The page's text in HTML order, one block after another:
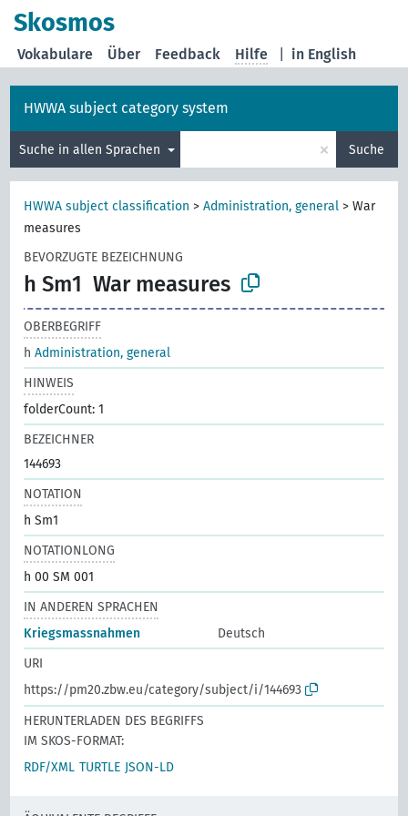
Skosmos
in English
Vokabulare Über Feedback Hilfe
HWWA subject category system
Suche in allen Sprachen × Suche
HWWA subject classification >Administration, general >War
measures
BEVORZUGTE BEZEICHNUNG
h Sm1 War measures
OBERBEGRIFF
hAdministration, general
HINWEIS
folderCount: 1
BEZEICHNER
144693
NOTATION
h Sm1
NOTATIONLONG
h 00 SM 001
IN ANDEREN SPRACHEN
Kriegsmassnahmen
Deutsch
URI
https://pm20.zbw.eu/category/subject/i/144693
HERUNTERLADEN DES BEGRIFFS
IM SKOS-FORMAT:
RDF/XML TURTLE JSON-LD